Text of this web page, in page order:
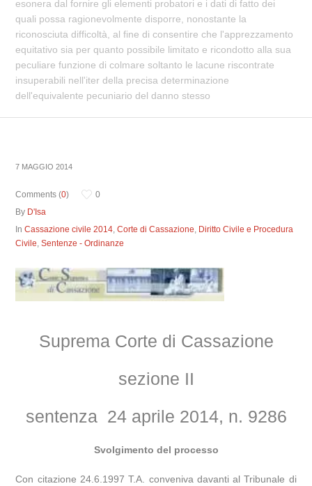
esonera dal fornire gli elementi probatori e i dati di fatto dei
quali possa ragionevolmente disporre, nonostante la
riconosciuta difficoltà, al fine di consentire che l'apprezzamento
equitativo sia per quanto possibile limitato e ricondotto alla sua
peculiare funzione di colmare soltanto le lacune riscontrate
insuperabili nell'iter della precisa determinazione
dell'equivalente pecuniario del danno stesso
7 MAGGIO 2014
Comments (0)
0
By D'Isa
InCassazione civile 2014,Corte di Cassazione, Diritto Civile e Procedura
Civile,Sentenze - Ordinanze
Suprema Corte di Cassazione
sezione II
sentenza 24 aprile 2014, n. 9286
Svolgimento del processo
Con citazione 24.6.1997 T.A. conveniva davanti al Tribunale di